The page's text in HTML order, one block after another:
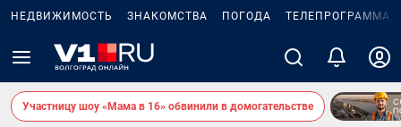
НЕДВИЖИМОСТЬ ЗНАКОМСТВА ПОГОДА ТЕЛЕПРОГРАММА
Участницу шоу «Мама в 16» обвинили в домогательстве